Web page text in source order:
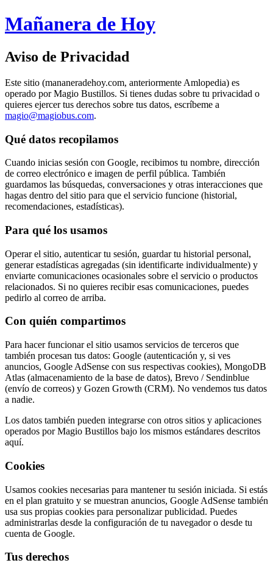
Mañanera de Hoy
Aviso de Privacidad
Este sitio (mananeradehoy.com, anteriormente Amlopedia) es
operado por Magio Bustillos. Si tienes dudas sobre tu privacidad o
quieres ejercer tus derechos sobre tus datos, escríbeme a
magio@magiobus.com.
Qué datos recopilamos
Cuando inicias sesión con Google, recibimos tu nombre, dirección
de correo electrónico e imagen de perfil pública. También
guardamos las búsquedas, conversaciones y otras interacciones que
hagas dentro del sitio para que el servicio funcione (historial,
recomendaciones, estadísticas).
Para qué los usamos
Operar el sitio, autenticar tu sesión, guardar tu historial personal,
generar estadísticas agregadas (sin identificarte individualmente) y
enviarte comunicaciones ocasionales sobre el servicio o productos
relacionados. Si no quieres recibir esas comunicaciones, puedes
pedirlo al correo de arriba.
Con quién compartimos
Para hacer funcionar el sitio usamos servicios de terceros que
también procesan tus datos: Google (autenticación y, si ves
anuncios, Google AdSense con sus respectivas cookies), MongoDB
Atlas (almacenamiento de la base de datos), Brevo / Sendinblue
(envío de correos) y Gozen Growth (CRM). No vendemos tus datos
a nadie.
Los datos también pueden integrarse con otros sitios y aplicaciones
operados por Magio Bustillos bajo los mismos estándares descritos
aquí.
Cookies
Usamos cookies necesarias para mantener tu sesión iniciada. Si estás
en el plan gratuito y se muestran anuncios, Google AdSense también
usa sus propias cookies para personalizar publicidad. Puedes
administrarlas desde la configuración de tu navegador o desde tu
cuenta de Google.
Tus derechos